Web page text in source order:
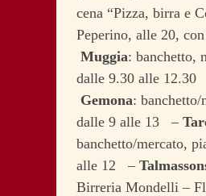
cena “Pizza, birra e
Peperino, alle 20,
Muggia: banchetto,
dalle 9.30 alle
Gemona:
dalle 9 alle 13 –
banchetto/mercato,
alle 12 –
Birreria Mondelli –